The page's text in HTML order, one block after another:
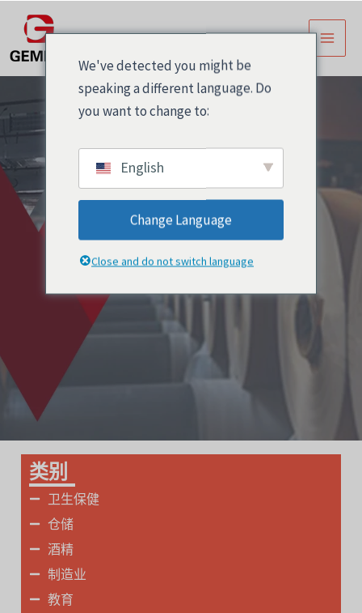
内
容
主
菜
Eco-Friendly
Removable Labels
类别
卫生保健
仓储
酒精
制造业
教育
We've detected you might be
speaking a different language. Do
you want to change to:
English
Change Language
Close and do not switch language